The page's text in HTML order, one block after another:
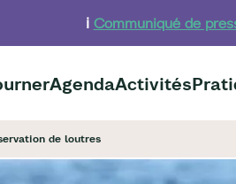
ℹ️ Communiqué de
AgendaActivités
de loutres